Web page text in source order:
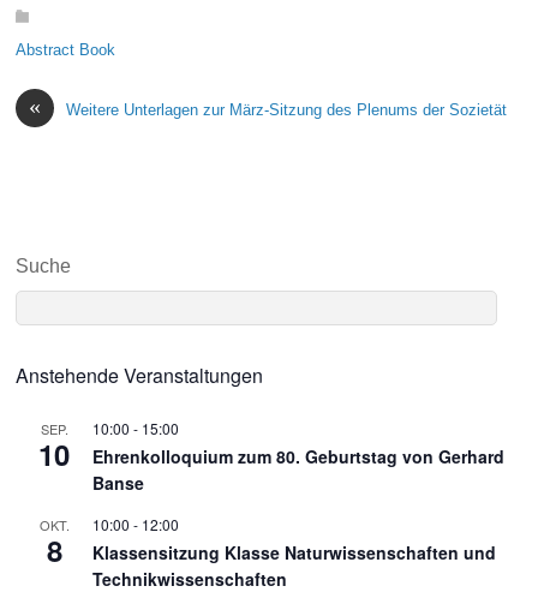
Abstract Book
« Weitere Unterlagen zur März-Sitzung des Plenums der Sozietät
Suche
Anstehende Veranstaltungen
SEP.
10
10:00 - 15:00
Ehrenkolloquium zum 80. Geburtstag von Gerhard
Banse
OKT.
8
10:00 - 12:00
Klassensitzung Klasse Naturwissenschaften und
Technikwissenschaften